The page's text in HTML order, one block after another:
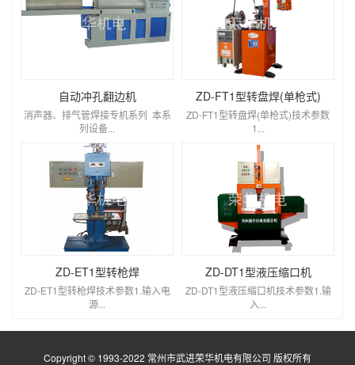
自动冲孔翻边机
消声器、排气管焊接专机系列 本系
列设备...
ZD-FT1型转盘焊(单枪式)
ZD-FT1型转盘焊(单枪式)技术参数
1...
ZD-ET1型转枪焊
ZD-ET1型转枪焊技术参数1.输入电
源...
ZD-DT1型液压缩口机
ZD-DT1型液压缩口机技术参数1.输
入...
Copyright © 1993-2022 常州市武进荣华机电有限公司 版权所有